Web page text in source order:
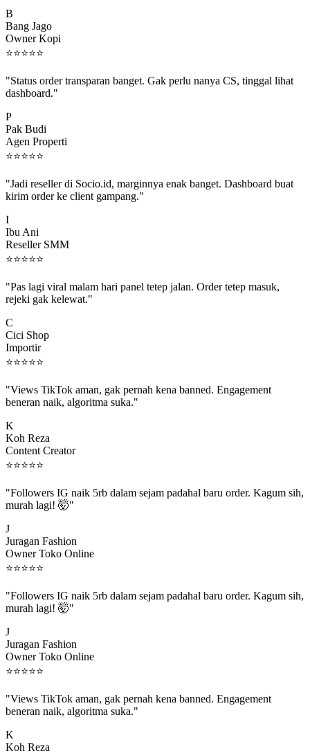
Bang Jago
Owner Kopi
⭐⭐⭐⭐⭐
dashboard."
Pak Budi
Agen Properti
⭐⭐⭐⭐⭐
kirim order ke client gampang."
Ibu Ani
Reseller SMM
⭐⭐⭐⭐⭐
rejeki gak kelewat."
Cici Shop
Importir
⭐⭐⭐⭐⭐
beneran naik, algoritma suka."
Koh Reza
Content Creator
⭐⭐⭐⭐⭐
murah lagi! 🤯"
Juragan Fashion
Owner Toko Online
⭐⭐⭐⭐⭐
murah lagi! 🤯"
Juragan Fashion
Owner Toko Online
⭐⭐⭐⭐⭐
beneran naik, algoritma suka."
Koh Reza
Content Creator